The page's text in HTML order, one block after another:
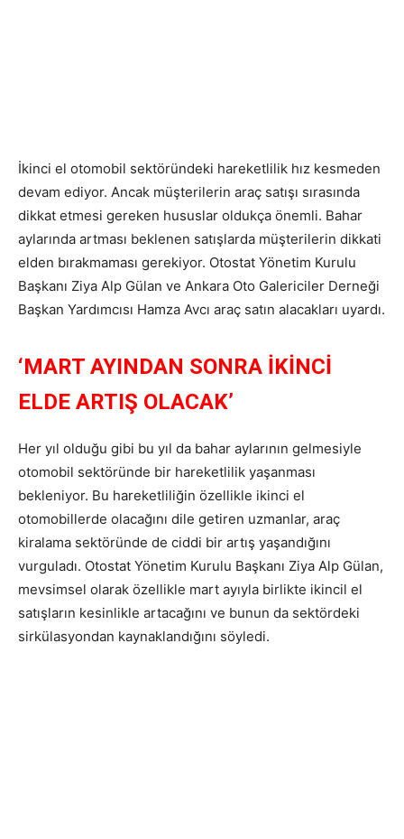
İkinci el otomobil sektöründeki hareketlilik hız kesmeden
devam ediyor. Ancak müşterilerin araç satışı sırasında
dikkat etmesi gereken hususlar oldukça önemli. Bahar
aylarında artması beklenen satışlarda müşterilerin dikkati
elden bırakmaması gerekiyor. Otostat Yönetim Kurulu
Başkanı Ziya Alp Gülan ve Ankara Oto Galericiler Derneği
Başkan Yardımcısı Hamza Avcı araç satın alacakları uyardı.
‘MART AYINDAN SONRA İKİNCİ
ELDE ARTIŞ OLACAK’
Her yıl olduğu gibi bu yıl da bahar aylarının gelmesiyle
otomobil sektöründe bir hareketlilik yaşanması
bekleniyor. Bu hareketliliğin özellikle ikinci el
otomobillerde olacağını dile getiren uzmanlar, araç
kiralama sektöründe de ciddi bir artış yaşandığını
vurguladı. Otostat Yönetim Kurulu Başkanı Ziya Alp Gülan,
mevsimsel olarak özellikle mart ayıyla birlikte ikincil el
satışların kesinlikle artacağını ve bunun da sektördeki
sirkülasyondan kaynaklandığını söyledi.